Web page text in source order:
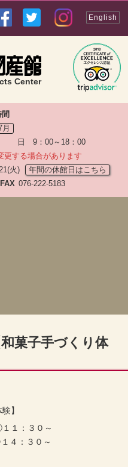
Center
English
00 日 9：00～18：00
更する場合があります
火)
年間の休館日はこちら
FAX 076-222-5183
菓子手づくり体
】
：３０～
３０～